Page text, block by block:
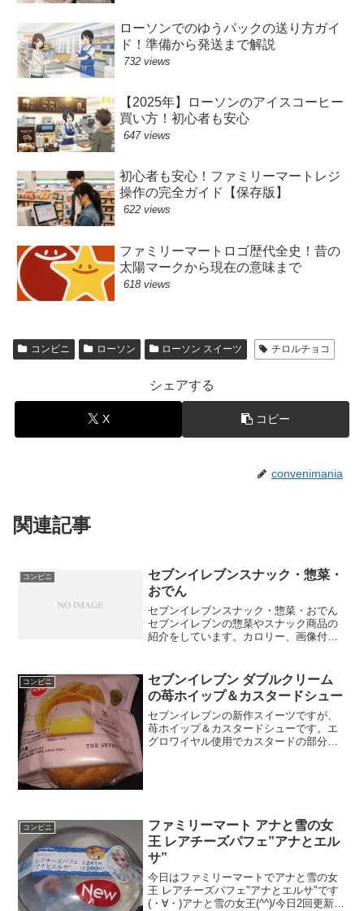
ローソンでのゆうパックの送り方ガイ
ド！準備から発送まで解説
732 views
【2025年】ローソンのアイスコーヒー
買い方！初心者も安心
647 views
初心者も安心！ファミリーマートレジ
操作の完全ガイド【保存版】
622 views
ファミリーマートロゴ歴代全史！昔の
太陽マークから現在の意味まで
618 views
コンビニ ローソン ローソン スイーツ チロルチョコ
シェアする
X コピー
convenimania
関連記事
コンビニ
セブンイレブンスナック・惣菜・
おでん
セブンイレブンスナック・惣菜・おでん
セブンイレブンの惣菜やスナック商品の
紹介をしています。カロリー、画像付き
コンビニ
セブンイレブン ダブルクリーム
の苺ホイップ＆カスタードシュー
セブンイレブンの新作スイーツですが、
苺ホイップ＆カスタードシューです。エ
グロワイヤル使用でカスタードの部分は
コンビニ
ファミリーマート アナと雪の女
王 レアチーズパフェ”アナとエル
サ”
今日はファミリーマートでアナと雪の女
王 レアチーズパフェ"アナとエルサ"です
(・∀・)アナと雪の女王(^^)/今日2回更新の